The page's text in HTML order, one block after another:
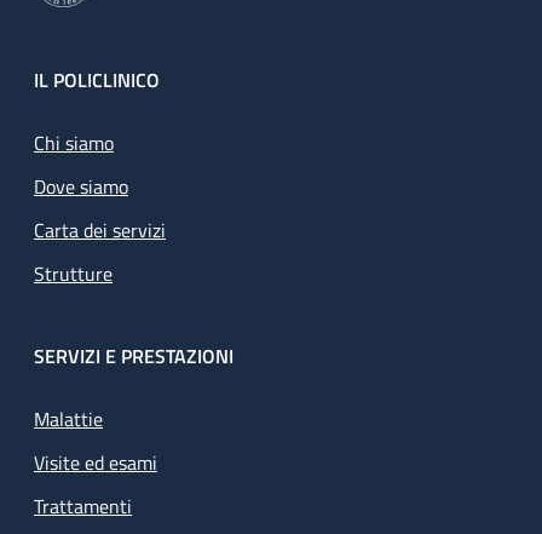
Footer
IL POLICLINICO
Chi siamo
Dove siamo
Carta dei servizi
Strutture
SERVIZI E PRESTAZIONI
Malattie
Visite ed esami
Trattamenti